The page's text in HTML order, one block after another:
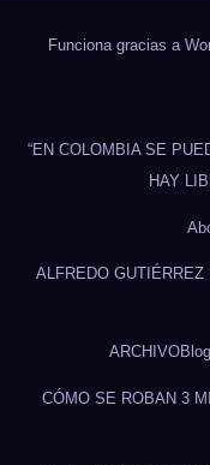
Funciona gracias a
“EN COLOMBIA SE
HAY
ALFREDO
ARCHIVOBlog
CÓMO SE ROBAN 3